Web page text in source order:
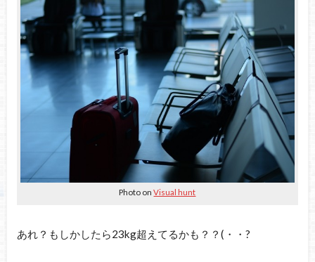
Photo onVisual hunt
あれ？もしかしたら23kg超えてるかも？？(・・?